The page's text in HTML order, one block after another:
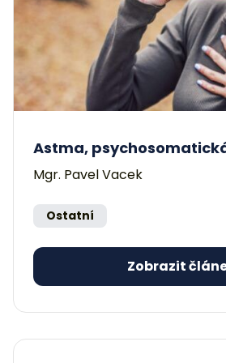
Astma,
Mgr. Pavel Vacek
Ostatní
Zobrazit